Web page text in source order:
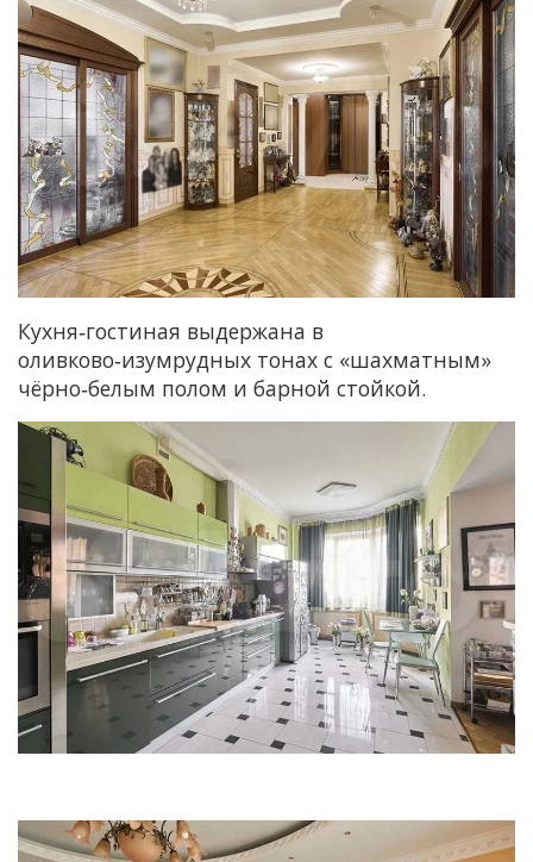
Кухня‑гостиная выдержана в
оливково‑изумрудных тонах с «шахматным»
чёрно‑белым полом и барной стойкой.